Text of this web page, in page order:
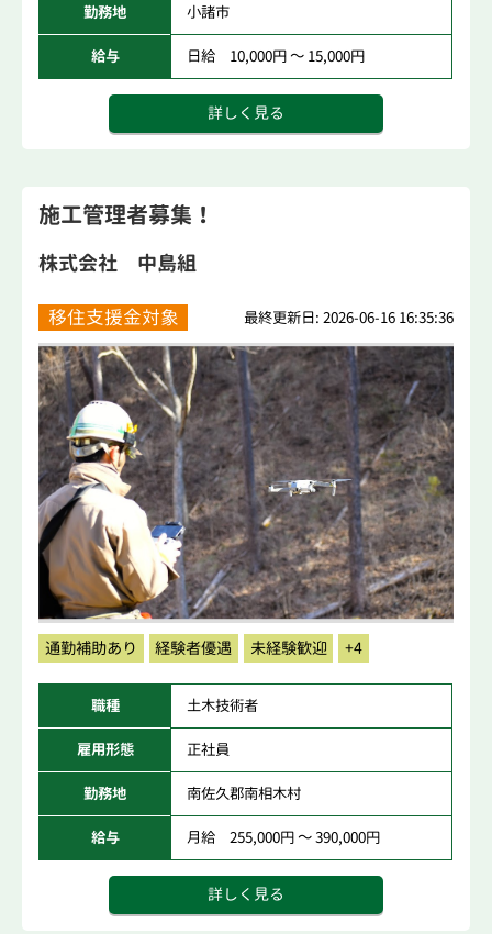
勤務地 小諸市
給与 日給 10,000円 ～ 15,000円
詳しく見る
施工管理者募集！
株式会社 中島組
移住支援金対象 最終更新日: 2026-06-16 16:35:36
通勤補助あり 経験者優遇 未経験歓迎 +4
職種 土木技術者
雇用形態 正社員
勤務地 南佐久郡南相木村
給与 月給 255,000円 ～ 390,000円
詳しく見る